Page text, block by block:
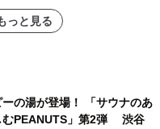
っと見る
ーの湯が登場！ 「サウナのあ
むPEANUTS」第2弾 渋谷